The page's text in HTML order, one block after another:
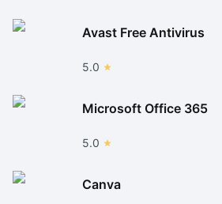
Avast Free Antivirus
5.0
Microsoft Office 365
5.0
Canva